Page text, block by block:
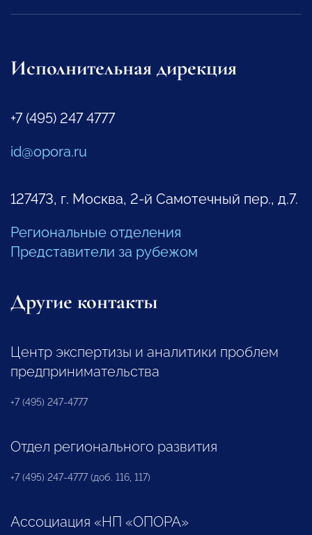
Исполнительная дирекция
+7 (495) 247 4777
id@opora.ru
127473, г. Москва, 2-й Самотечный пер., д.7.
Региональные отделения
Представители за рубежом
Другие контакты
Центр экспертизы и аналитики проблем
предпринимательства
+7 (495) 247-4777
Отдел регионального развития
+7 (495) 247-4777 (доб. 116, 117)
Ассоциация «НП «ОПОРА»